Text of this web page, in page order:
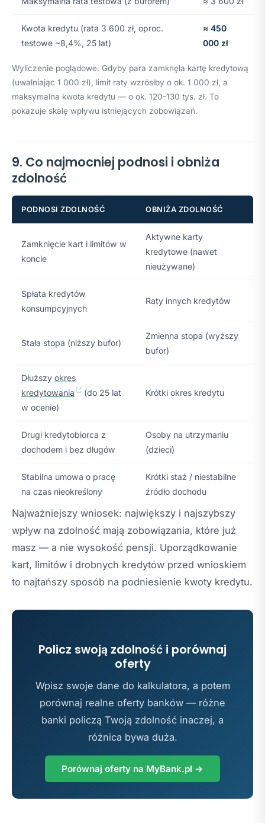
Kwota kredytu (rata 3 600 zł, oproc.
testowe ~8,4%, 25 lat)
≈ 450
000 zł
Wyliczenie poglądowe. Gdyby para zamknęła kartę kredytową
(uwalniając 1 000 zł), limit raty wzrósłby o ok. 1 000 zł, a
maksymalna kwota kredytu — o ok. 120-130 tys. zł. To
pokazuje skalę wpływu istniejących zobowiązań.
9. Co najmocniej podnosi i obniża
zdolność
PODNOSI ZDOLNOŚĆ OBNIŻA ZDOLNOŚĆ
Zamknięcie kart i limitów w
koncie
Aktywne karty
kredytowe (nawet
nieużywane)
Spłata kredytów
konsumpcyjnych
Raty innych kredytów
Stała stopa (niższy bufor)
Zmienna stopa (wyższy
bufor)
Dłuższy okres
kredytowania
(do 25 lat
w ocenie)
Krótki okres kredytu
Drugi kredytobiorca z
dochodem i bez długów
Osoby na utrzymaniu
(dzieci)
Stabilna umowa o pracę
na czas nieokreślony
Krótki staż / niestabilne
źródło dochodu
Najważniejszy wniosek: największy i najszybszy
wpływ na zdolność mają zobowiązania, które już
masz — a nie wysokość pensji. Uporządkowanie
kart, limitów i drobnych kredytów przed wnioskiem
to najtańszy sposób na podniesienie kwoty kredytu.
Policz swoją zdolność i porównaj
oferty
Wpisz swoje dane do kalkulatora, a potem
porównaj realne oferty banków — różne
banki policzą Twoją zdolność inaczej, a
różnica bywa duża.
Porównaj oferty na MyBank.pl →